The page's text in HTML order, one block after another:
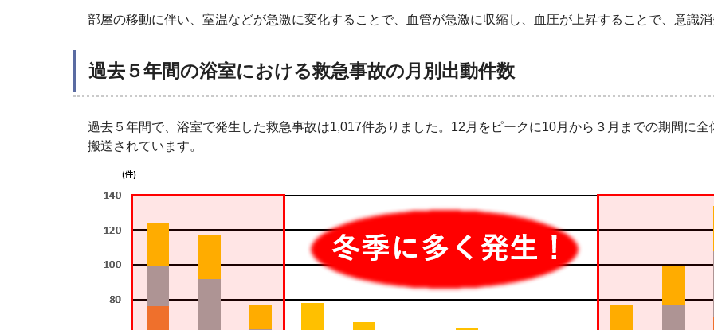
部屋の移動に伴い、室温などが急激に変化することで、血管が急激に収縮し、血圧が上昇することで、意識
過去５年間の浴室における救急事故の月別出動件数
過去５年間で、浴室で発生した救急事故は1,017件ありました。12月をピークに10月から３月までの期間に
搬送されています。